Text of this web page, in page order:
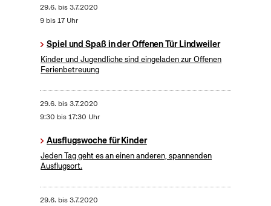
29.6. bis3.7.2020
9 bis 17 Uhr
Spiel und Spaß in der Offenen Tür Lindweiler
Kinder und Jugendliche sind eingeladen zur Offenen
Ferienbetreuung
29.6. bis3.7.2020
9:30 bis 17:30 Uhr
Ausflugswoche für Kinder
Jeden Tag geht es an einen anderen, spannenden
Ausflugsort.
29.6. bis3.7.2020